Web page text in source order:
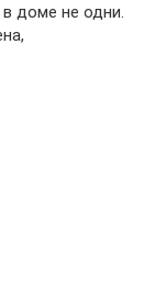
доме не одни.